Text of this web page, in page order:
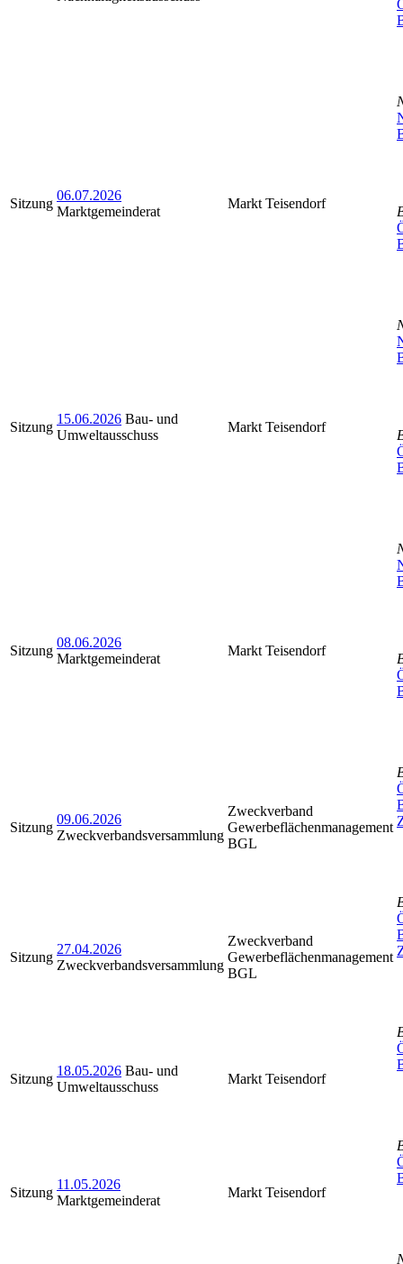
Sitzung
06.07.2026
Marktgemeinderat
Markt Teisendorf
Sitzung
15.06.2026 Bau- und
Umweltausschuss
Markt Teisendorf
Sitzung
08.06.2026
Marktgemeinderat
Markt Teisendorf
Sitzung
09.06.2026
Zweckverbandsversammlung
Zweckverband
Gewerbeflächenmanagement
BGL
Sitzung
27.04.2026
Zweckverbandsversammlung
Zweckverband
Gewerbeflächenmanagement
BGL
Sitzung
18.05.2026 Bau- und
Umweltausschuss
Markt Teisendorf
Sitzung
11.05.2026
Marktgemeinderat
Markt Teisendorf